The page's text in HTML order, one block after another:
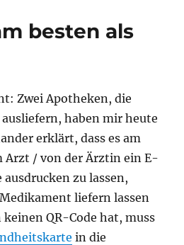
besten als
Zwei Apotheken, die
haben mir heute
erklärt, dass es am
Arzt / von der Ärztin ein E-
ausdrucken zu lassen,
liefern lassen
QR-Code hat, muss
in die